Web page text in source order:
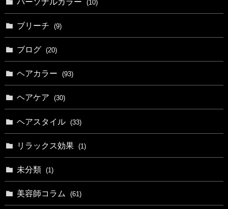
(10)
ブリーチ (9)
ブログ (20)
ヘアカラー (93)
ヘアケア (30)
ヘアスタイル (33)
リラックス効果 (1)
未分類 (1)
美容師コラム (61)